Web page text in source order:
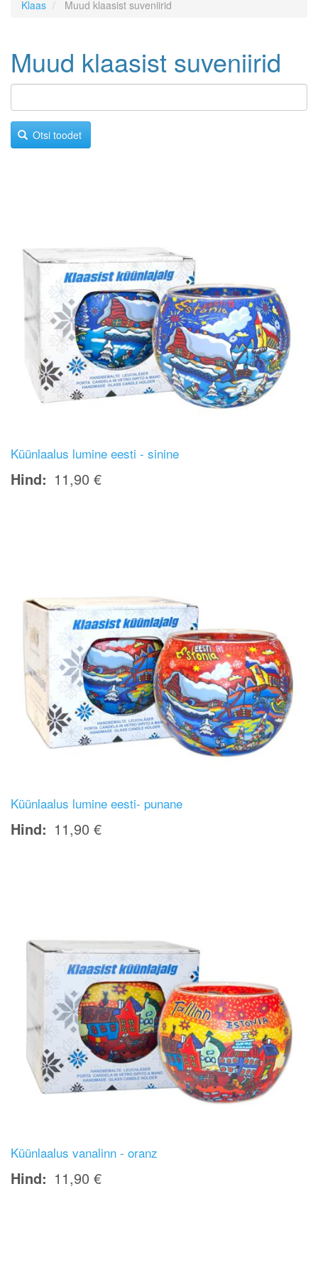
Klaas Muud klaasist suveniirid
Muud klaasist suveniirid
Otsi toodet
Küünlaalus lumine eesti - sinine
Hind 11,90 €
Küünlaalus lumine eesti- punane
Hind 11,90 €
Küünlaalus vanalinn - oranz
Hind 11,90 €